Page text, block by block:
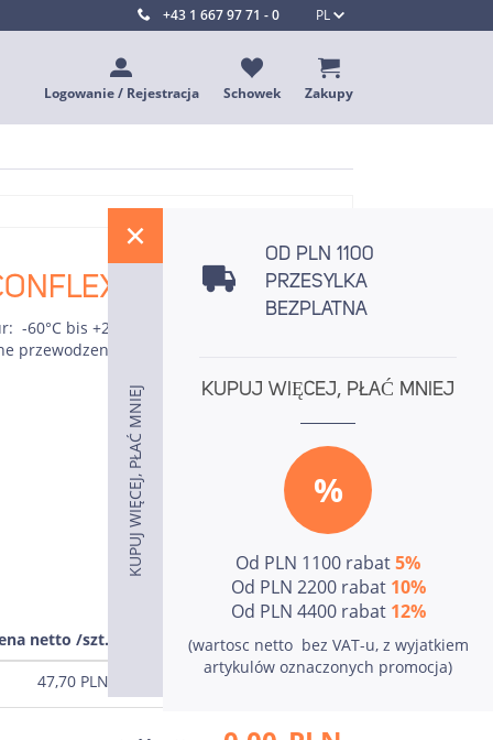
PL
+43 1 667 97 71 - 0
Logowanie / Rejestracja Schowek Zakupy
PROSTOKĄTY"
60°C bis +230°C, 3 maty pasują do GN 1/1,
ciepła, nieprzywierająca
netto /szt.
cena
47,70 PLN PLN
KUPUJ WIĘCEJ, PŁAĆ MNIEJ
OD PLN 1100
PRZESYLKA
BEZPLATNA
KUPUJ WIĘCEJ, PŁAĆ MNIEJ
%
Od PLN 1100 rabat5%
Od PLN 2200 rabat 10%
Od PLN 4400 rabat 12%
(wartosc netto  bez VAT-u, z wyjatkiem
artykulów oznaczonych promocja)